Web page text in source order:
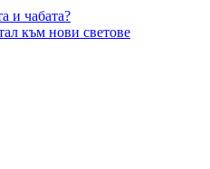
и чабата?
към нови светове